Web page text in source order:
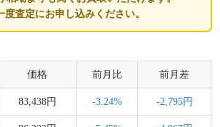
度査定にお申し込みください。
価格 前月比 前月差
83,438円 -3.24% -2,795円